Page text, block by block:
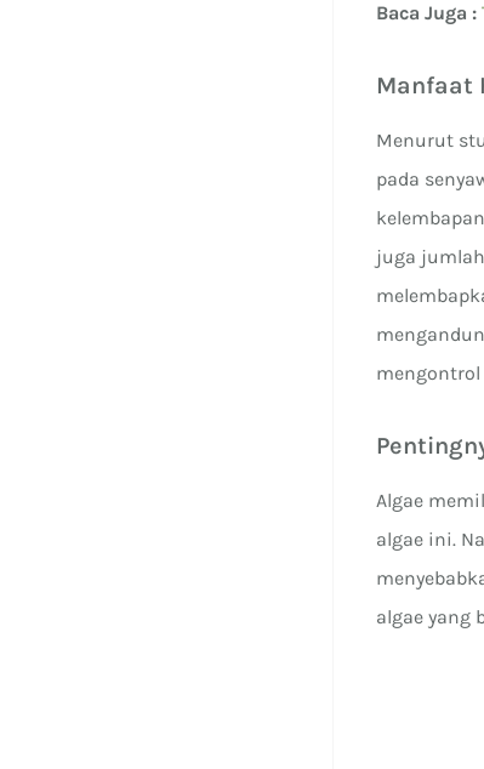
Baca Juga :
Manfaat
Menurut
pada
juga
Algae
algae ini.
algae yang